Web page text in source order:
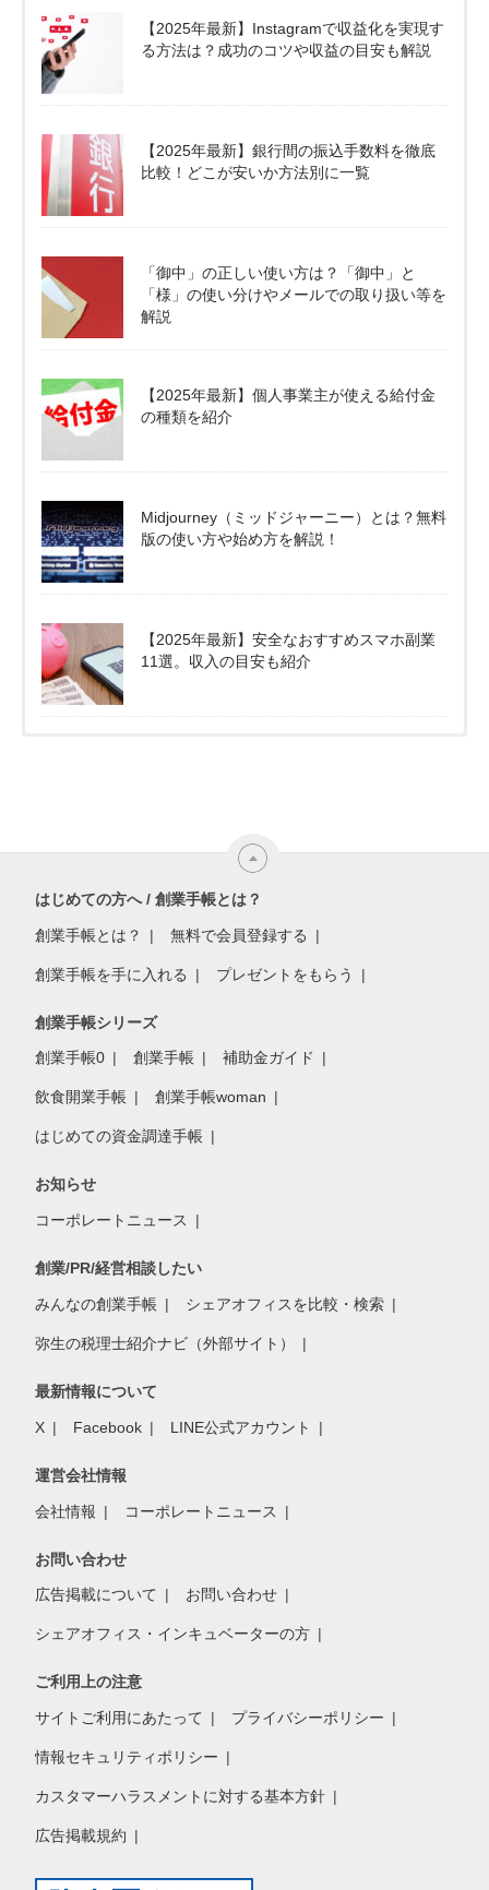
【2025年最新】Instagramで収益化を実現す
る方法は？成功のコツや収益の目安も解説
【2025年最新】銀行間の振込手数料を徹底
比較！どこが安いか方法別に一覧
「御中」の正しい使い方は？「御中」と
「様」の使い分けやメールでの取り扱い等を
解説
【2025年最新】個人事業主が使える給付金
の種類を紹介
Midjourney（ミッドジャーニー）とは？無料
版の使い方や始め方を解説！
【2025年最新】安全なおすすめスマホ副業
11選。収入の目安も紹介
はじめての方へ / 創業手帳とは？
創業手帳とは？ 無料で会員登録する
創業手帳を手に入れる プレゼントをもらう
創業手帳シリーズ
創業手帳0 創業手帳 補助金ガイド
飲食開業手帳 創業手帳woman
はじめての資金調達手帳
お知らせ
コーポレートニュース
創業/PR/経営相談したい
みんなの創業手帳 シェアオフィスを比較・検索
弥生の税理士紹介ナビ（外部サイト）
最新情報について
X Facebook LINE公式アカウント
運営会社情報
会社情報 コーポレートニュース
お問い合わせ
広告掲載について お問い合わせ
シェアオフィス・インキュベーターの方
ご利用上の注意
サイトご利用にあたって プライバシーポリシー
情報セキュリティポリシー
カスタマーハラスメントに対する基本方針
広告掲載規約